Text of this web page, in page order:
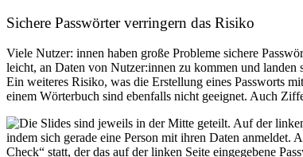
Sichere Passwörter verringern das Risiko
Viele Nutzer: innen haben große Probleme sichere
leicht, an Daten von Nutzer:innen zu kommen und
Ein weiteres Risiko, was die Erstellung eines Passworts
einem Wörterbuch sind ebenfalls nicht geeignet. Auch